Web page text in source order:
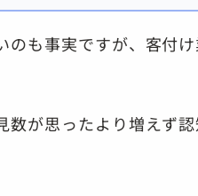
のも事実ですが、客付
数が思ったより増えず